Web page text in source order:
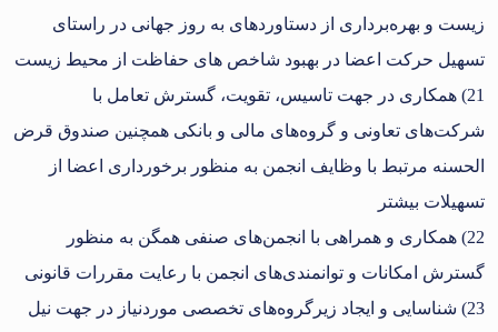
زیست و بهره‌برداری از دستاوردهای به روز جهانی در راستای
تسهیل حرکت اعضا در بهبود شاخص های حفاظت از محیط زیست
21) همکاری در جهت تاسیس، تقویت، گسترش تعامل با
شرکت‌های تعاونی و گروه‌های مالی و بانکی همچنین صندوق قرض
الحسنه مرتبط با وظایف انجمن به منظور برخورداری اعضا از
تسهیلات بیشتر
22) همکاری و همراهی با انجمن‌های صنفی همگن به منظور
گسترش امکانات و توانمندی‌های انجمن با رعایت مقررات قانونی
23) شناسایی و ایجاد زیرگروه‌های تخصصی موردنیاز در جهت نیل